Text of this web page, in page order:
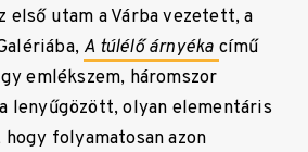
első utam a Várba vezetett, a
A túlélő árnyéka című
emlékszem, háromszor
lenyűgözött, olyan elementáris
folyamatosan azon